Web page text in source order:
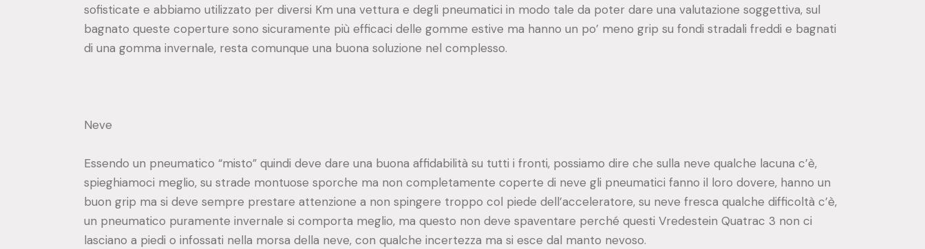
sofisticate e abbiamo utilizzato per diversi Km una vettura e degli pneumatici in modo tale da poter dare una valutazione soggettiva, sul
bagnato queste coperture sono sicuramente più efficaci delle gomme estive ma hanno un po’ meno grip su fondi stradali freddi e bagnati
di una gomma invernale, resta comunque una buona soluzione nel complesso.
Neve
Essendo un pneumatico “misto” quindi deve dare una buona affidabilità su tutti i fronti, possiamo dire che sulla neve qualche lacuna c’è,
spieghiamoci meglio, su strade montuose sporche ma non completamente coperte di neve gli pneumatici fanno il loro dovere, hanno un
buon grip ma si deve sempre prestare attenzione a non spingere troppo col piede dell’acceleratore, su neve fresca qualche difficoltà c’è,
un pneumatico puramente invernale si comporta meglio, ma questo non deve spaventare perché questi Vredestein Quatrac 3 non ci
lasciano a piedi o infossati nella morsa della neve, con qualche incertezza ma si esce dal manto nevoso.